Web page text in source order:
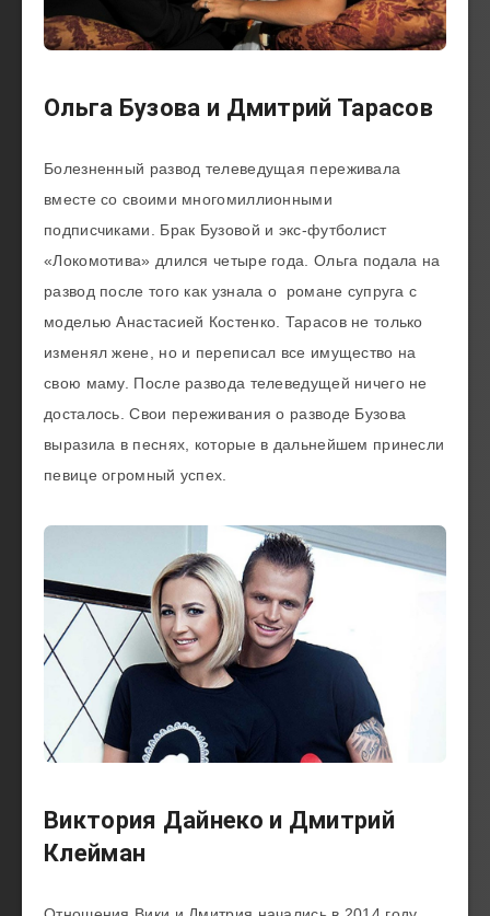
Ольга Бузова и Дмитрий Тарасов
Болезненный развод телеведущая переживала
вместе со своими многомиллионными
подписчиками. Брак Бузовой и экс-футболист
«Локомотива» длился четыре года. Ольга подала на
развод после того как узнала о романе супруга с
моделью Анастасией Костенко. Тарасов не только
изменял жене, но и переписал все имущество на
свою маму. После развода телеведущей ничего не
досталось. Свои переживания о разводе Бузова
выразила в песнях, которые в дальнейшем принесли
певице огромный успех.
Виктория Дайнеко и Дмитрий
Клейман